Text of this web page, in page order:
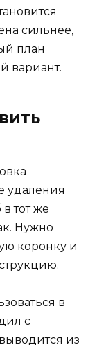
сильнее,
план
вариант.
удаления
тот же
Нужно
коронку и
в
с
из